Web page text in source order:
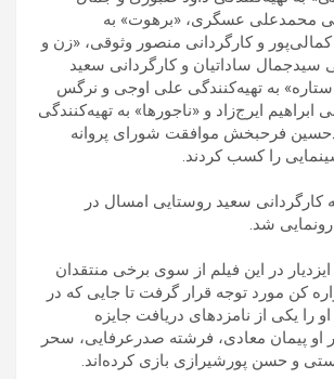
محمدعلی عسگری، «برهوت» به
کمالی‌پور و کارگردانی منصور وثوقی، «زن و
سیدجمال ساداتیان و کارگردانی سعید
به تهیه‌کنندگی علی اوجی و نرگس
ایرج‌زاد و «ناجورها» به تهیه‌کنندگی
فرحبخش موافقت شورای پروانه
را کسب کردند.
کارگردانی سعید روستایی امسال در
شد.
در این فیلم از سوی برخی منتقدان
کن مورد توجه قرار گرفت تا جایی که در
را یکی از نامزدهای دریافت جایزه
او پیمان معادی، فرشته صدرعرفایی، سحر
و حسن پورشیرازی بازی کرده‌اند.